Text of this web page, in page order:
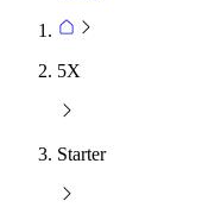
5X
Starter